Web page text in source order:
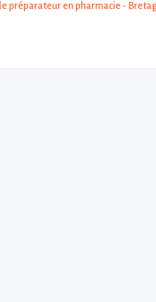
préparateur en pharmacie -